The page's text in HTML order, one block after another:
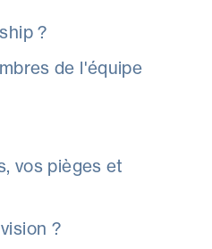
?
de l'équipe
vos pièges et
?